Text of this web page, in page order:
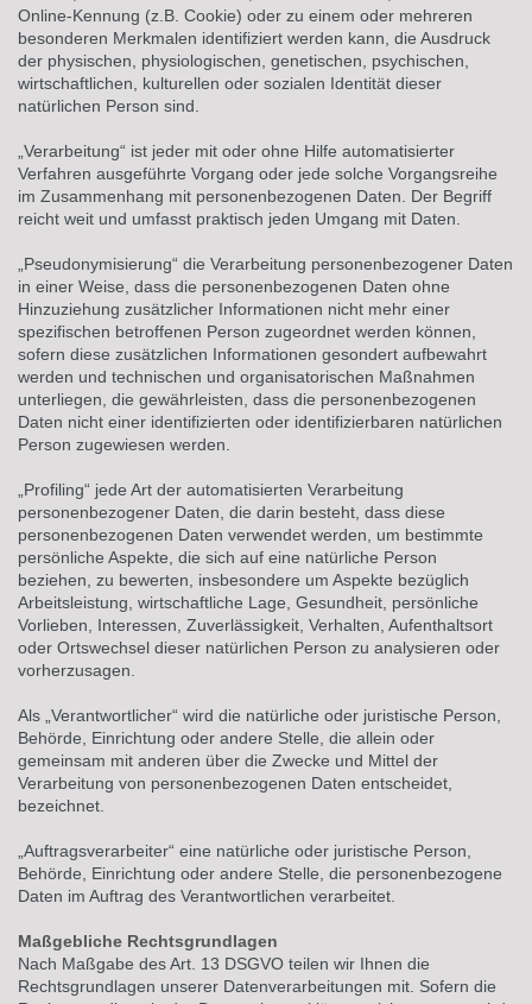
Online-Kennung (z.B. Cookie) oder zu einem oder mehreren
besonderen Merkmalen identifiziert werden kann, die Ausdruck
der physischen, physiologischen, genetischen, psychischen,
wirtschaftlichen, kulturellen oder sozialen Identität dieser
natürlichen Person sind.
„Verarbeitung“ ist jeder mit oder ohne Hilfe automatisierter
Verfahren ausgeführte Vorgang oder jede solche Vorgangsreihe
im Zusammenhang mit personenbezogenen Daten. Der Begriff
reicht weit und umfasst praktisch jeden Umgang mit Daten.
„Pseudonymisierung“ die Verarbeitung personenbezogener Daten
in einer Weise, dass die personenbezogenen Daten ohne
Hinzuziehung zusätzlicher Informationen nicht mehr einer
spezifischen betroffenen Person zugeordnet werden können,
sofern diese zusätzlichen Informationen gesondert aufbewahrt
werden und technischen und organisatorischen Maßnahmen
unterliegen, die gewährleisten, dass die personenbezogenen
Daten nicht einer identifizierten oder identifizierbaren natürlichen
Person zugewiesen werden.
„Profiling“ jede Art der automatisierten Verarbeitung
personenbezogener Daten, die darin besteht, dass diese
personenbezogenen Daten verwendet werden, um bestimmte
persönliche Aspekte, die sich auf eine natürliche Person
beziehen, zu bewerten, insbesondere um Aspekte bezüglich
Arbeitsleistung, wirtschaftliche Lage, Gesundheit, persönliche
Vorlieben, Interessen, Zuverlässigkeit, Verhalten, Aufenthaltsort
oder Ortswechsel dieser natürlichen Person zu analysieren oder
vorherzusagen.
Als „Verantwortlicher“ wird die natürliche oder juristische Person,
Behörde, Einrichtung oder andere Stelle, die allein oder
gemeinsam mit anderen über die Zwecke und Mittel der
Verarbeitung von personenbezogenen Daten entscheidet,
bezeichnet.
„Auftragsverarbeiter“ eine natürliche oder juristische Person,
Behörde, Einrichtung oder andere Stelle, die personenbezogene
Daten im Auftrag des Verantwortlichen verarbeitet.
Maßgebliche Rechtsgrundlagen
Nach Maßgabe des Art. 13 DSGVO teilen wir Ihnen die
Rechtsgrundlagen unserer Datenverarbeitungen mit. Sofern die